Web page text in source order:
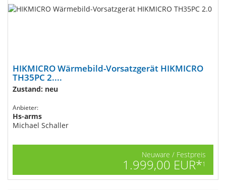
HIKMICRO Wärmebild-Vorsatzgerät HIKMICRO
TH35PC 2....
Zustand: neu
Anbieter:
Hs-arms
Michael Schaller
Neuware / Festpreis
1.999,00 EUR*1